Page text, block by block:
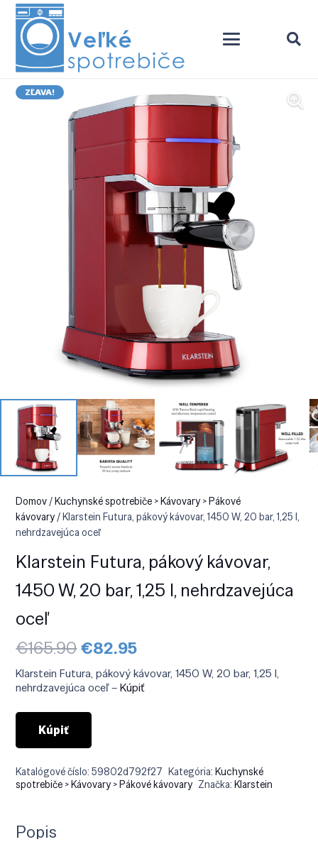
ZĽAVA!
Domov/Kuchynské spotrebiče > Kávovary > Pákové
kávovary/ Klarstein Futura, pákový kávovar, 1450 W, 20 bar, 1,25 l,
nehrdzavejúca oceľ
Klarstein Futura, pákový kávovar,
1450 W, 20 bar, 1,25 l, nehrdzavejúca
oceľ
€165.90Pôvodná
cena
bola:
€165.90.
€82.95Aktuálna
je:
€82.95.
Klarstein Futura, pákový kávovar, 1450 W, 20 bar, 1,25 l,
nehrdzavejúca oceľ –Kúpiť
Kúpiť
Katalógové číslo:59802d792f27 Kategória:Kuchynské
spotrebiče > Kávovary > Pákové kávovary Značka:Klarstein
Popis